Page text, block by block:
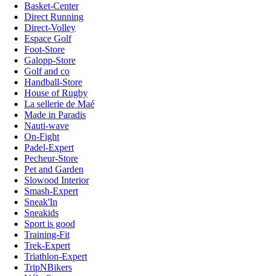
Basket-Center
Direct Running
Direct-Volley
Espace Golf
Foot-Store
Galopp-Store
Golf and co
Handball-Store
House of Rugby
La sellerie de Maé
Made in Paradis
Nauti-wave
On-Fight
Padel-Expert
Pecheur-Store
Pet and Garden
Slowood Interior
Smash-Expert
Sneak'In
Sneakids
Sport is good
Training-Fit
Trek-Expert
Triathlon-Expert
TripNBikers